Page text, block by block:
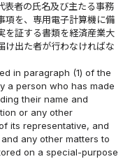
表者の氏名及び主たる事務
項を、専用電子計算機に備
を証する書類を経済産業大
け出た者が行わなければな
in paragraph (1) of the
a person who has made
their name and
or any other
its representative, and
any other matters to
on a special-purpose